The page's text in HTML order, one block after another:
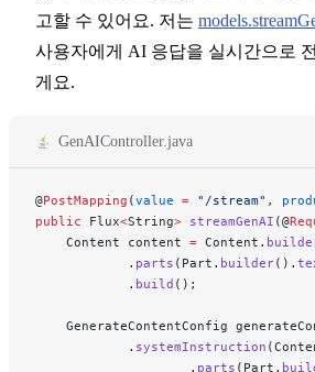
고할 수 있어요. 저는
사용자에게 AI 응답을 실시간으로
게요.
GenAIController.java
@PostMapping (value = "/stream" ,
public Flux<String> streamGenAI (@
    Content content
= Content.
            .
parts (Part. builder().
            .
build ();
GenerateContentConfig
            .
systemInstruction
                    .
parts (Part.